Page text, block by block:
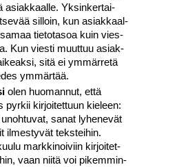
asiak­kaal­le. Yksin­ker­tai­
sil­loin, kun asiak­kaal­
tie­to­ta­soa kuin vies­
Kun vies­ti muut­tuu asiak­
sitä ei ymmär­re­tä
ymmär­tää.
olen huo­man­nut, että
pyr­kii kir­joi­tet­tuun kie­leen:
sanat lyhe­ne­vät
ilmes­ty­vät teks­tei­hin.
mark­ki­noi­viin kir­joi­tet­
vaan nii­tä voi pikem­min­